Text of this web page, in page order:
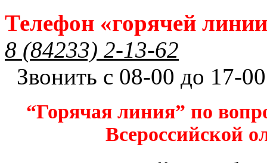
Телефон «горячей
8 (84233) 2-13-62
Звонить с 08-00 до 17-
“Горячая линия” по
Всероссийской